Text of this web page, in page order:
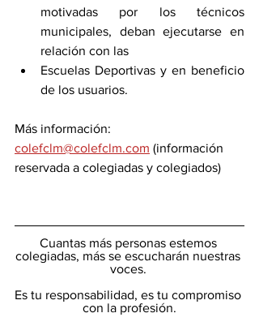
motivadas por los técnicos
municipales, deban ejecutarse en
relación con las
Escuelas Deportivas y en beneficio
de los usuarios.
Más información:
colefclm@colefclm.com (información
reservada a colegiadas y colegiados)
Cuantas más personas estemos
colegiadas, más se escucharán nuestras
voces.
Es tu responsabilidad, es tu compromiso
con la profesión.